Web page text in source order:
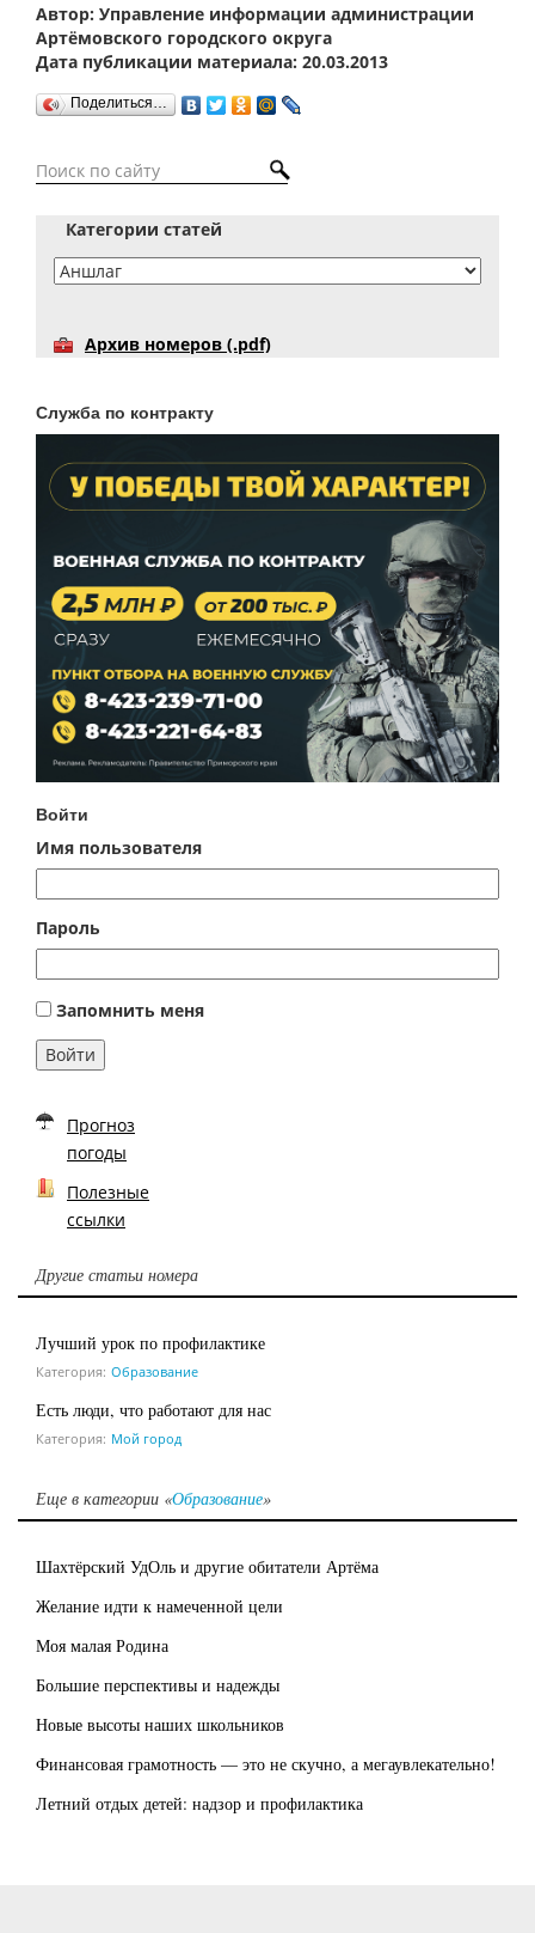
Автор: Управление информации администрации
Артёмовского городского округа
Дата публикации материала: 20.03.2013
Поделиться…
Категории статей
Архив номеров (.pdf)
Служба по контракту
Войти
Имя пользователя
Пароль
Запомнить меня
Войти
Прогноз
погоды
Полезные
ссылки
Другие статьи номера
Лучший урок по профилактике
Категория: Образование
Есть люди, что работают для нас
Категория: Мой город
Еще в категории «Образование»
Шахтёрский УдОль и другие обитатели Артёма
Желание идти к намеченной цели
Моя малая Родина
Большие перспективы и надежды
Новые высоты наших школьников
Финансовая грамотность — это не скучно, а мегаувлекательно!
Летний отдых детей: надзор и профилактика